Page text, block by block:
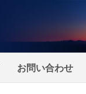
お問い合わせ